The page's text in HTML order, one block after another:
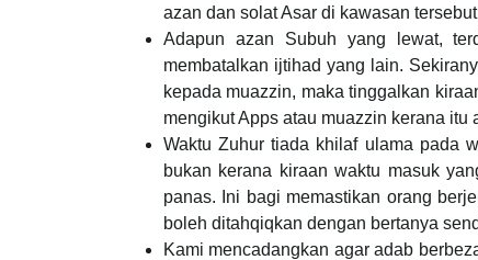
azan dan solat Asar di kawasan
Adapun azan Subuh yang lewat,
membatalkan ijtihad yang lain.
kepada muazzin, maka tinggalkan
mengikut Apps atau muazzin kerana
Waktu Zuhur tiada khilaf ulama pada
bukan kerana kiraan waktu masuk
panas. Ini bagi memastikan orang
boleh ditahqiqkan dengan bertanya
Kami mencadangkan agar adab